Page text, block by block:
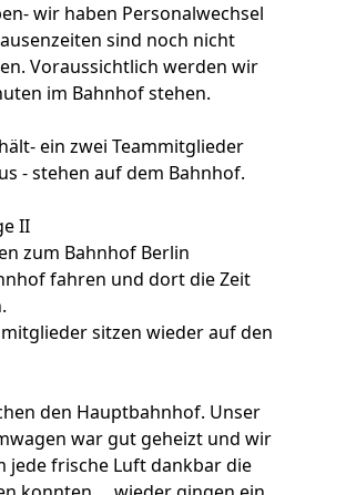
wir haben Personalwechsel
sind noch nicht
Voraussichtlich werden wir
im Bahnhof stehen.
ein zwei Teammitglieder
- stehen auf dem Bahnhof.
II
zum Bahnhof Berlin
fahren und dort die Zeit
sitzen wieder auf den
den Hauptbahnhof. Unser
war gut geheizt und wir
jede frische Luft dankbar die